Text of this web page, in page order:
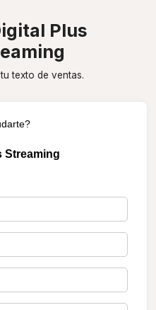
Plus
texto de ventas.
Streaming